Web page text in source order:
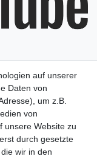
auf unserer
Daten von
um z.B.
von
unsere Website zu
durch gesetzte
wir in den